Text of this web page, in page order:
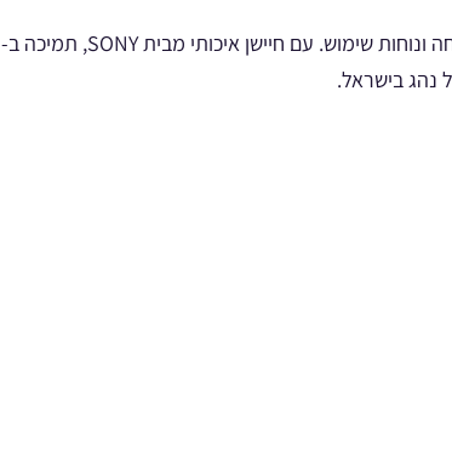
מצלמת הדרך הזו משלבת את מיטב הטכנולוגיה לצילום איכותי, אבטחה ונוחות שימוש. עם חיישן איכותי מבית SONY, תמיכה ב-